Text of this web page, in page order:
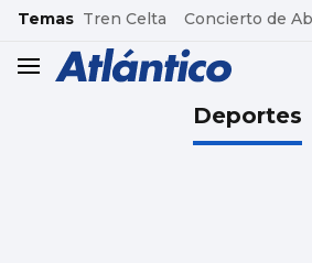
common.go-to-content
Temas Tren Celta Concierto de
header.menu.open
Deportes